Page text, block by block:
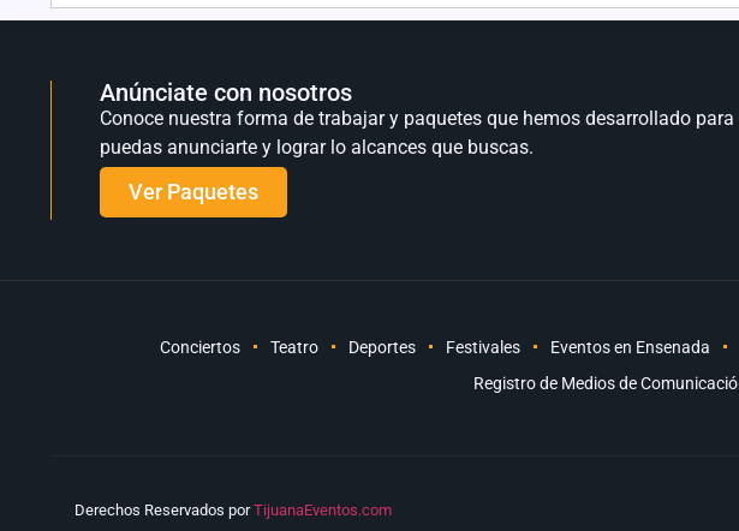
Anúnciate con nosotros
Conoce nuestra forma de trabajar y paquetes que hemos desarrollado para
puedas anunciarte y lograr lo alcances que buscas.
Ver Paquetes
Conciertos Teatro Deportes Festivales Eventos en Ensenada
Registro de Medios de
Derechos Reservados porTijuanaEventos.com